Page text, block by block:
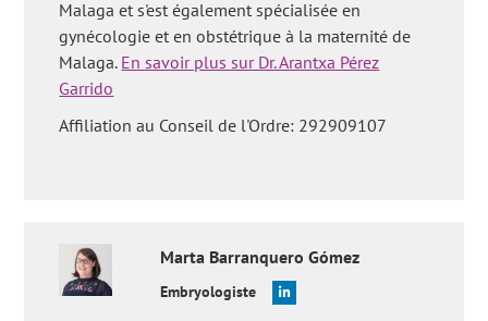
Malaga et s'est également spécialisée en
gynécologie et en obstétrique à la maternité de
Malaga. En savoir plus sur Dr. Arantxa Pérez
Garrido
Affiliation au Conseil de l'Ordre: 292909107
Marta Barranquero Gómez
Embryologiste